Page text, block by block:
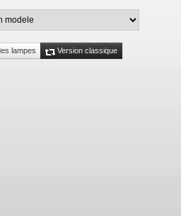
lampes Version classique